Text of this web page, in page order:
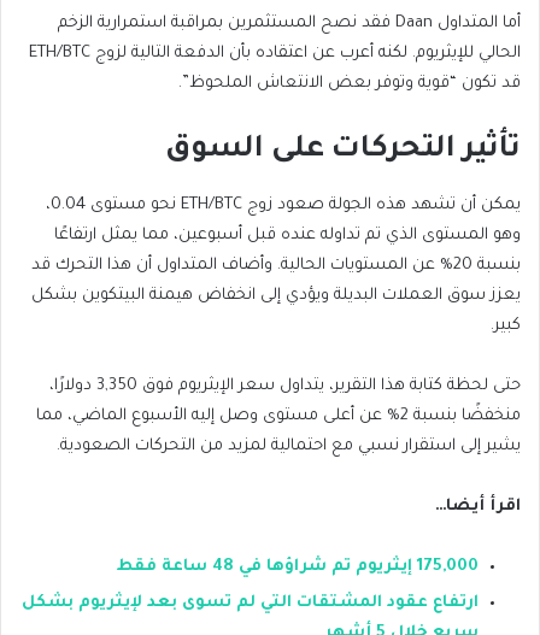
أما المتداول Daan فقد نصح المستثمرين بمراقبة استمرارية الزخم
الحالي للإيثريوم. لكنه أعرب عن اعتقاده بأن الدفعة التالية لزوج ETH/BTC
قد تكون “قوية وتوفر بعض الانتعاش الملحوظ”.
تأثير التحركات على السوق
يمكن أن تشهد هذه الجولة صعود زوج ETH/BTC نحو مستوى 0.04،
وهو المستوى الذي تم تداوله عنده قبل أسبوعين، مما يمثل ارتفاعًا
بنسبة 20% عن المستويات الحالية. وأضاف المتداول أن هذا التحرك قد
يعزز سوق العملات البديلة ويؤدي إلى انخفاض هيمنة البيتكوين بشكل
كبير.
حتى لحظة كتابة هذا التقرير، يتداول سعر الإيثريوم فوق 3,350 دولارًا،
منخفضًا بنسبة 2% عن أعلى مستوى وصل إليه الأسبوع الماضي، مما
يشير إلى استقرار نسبي مع احتمالية لمزيد من التحركات الصعودية.
اقرأ أيضا…
175,000 إيثريوم تم شراؤها في 48 ساعة فقط
ارتفاع عقود المشتقات التي لم تسوى بعد لإيثريوم بشكل